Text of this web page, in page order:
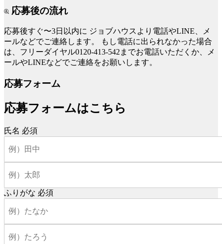
応募後の流れ
応募後すぐ〜3日以内に ジョブハウスより電話やLINE、メ
ールなどでご連絡します。
もし電話に出られなかった場合
は、フリーダイヤル0120-413-542までお電話いただくか、メ
ールやLINEなどでご連絡をお願いします。
応募フォーム
応募フォームはこちら
氏名 必須
ふりがな 必須